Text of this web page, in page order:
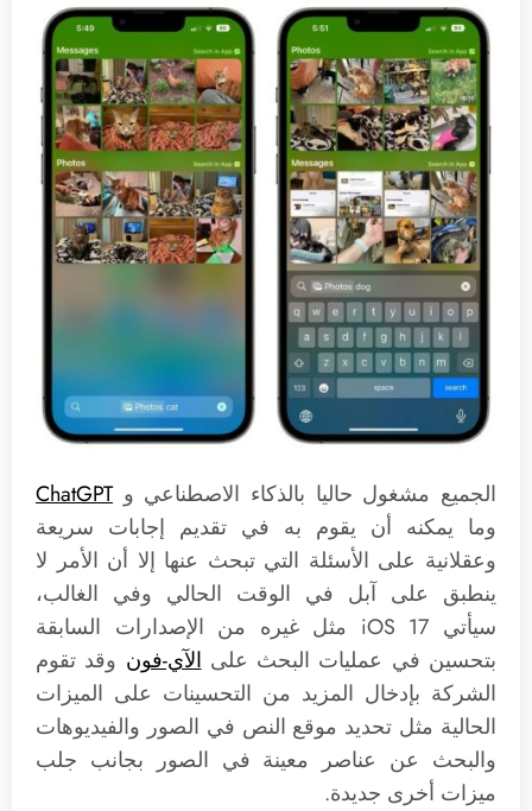
الجميع مشغول حاليا بالذكاء الاصطناعي وChatGPT
وما يمكنه أن يقوم به في تقديم إجابات سريعة
وعقلانية على الأسئلة التي تبحث عنها إلا أن الأمر لا
ينطبق على آبل في الوقت الحالي وفي الغالب،
سيأتي ‌iOS 17‌ مثل غيره من الإصدارات السابقة
بتحسين في عمليات البحث علىالآي-فون وقد تقوم
الشركة بإدخال المزيد من التحسينات على الميزات
الحالية مثل تحديد موقع النص في الصور والفيديوهات
والبحث عن عناصر معينة في الصور بجانب جلب
ميزات أخرى جديدة.